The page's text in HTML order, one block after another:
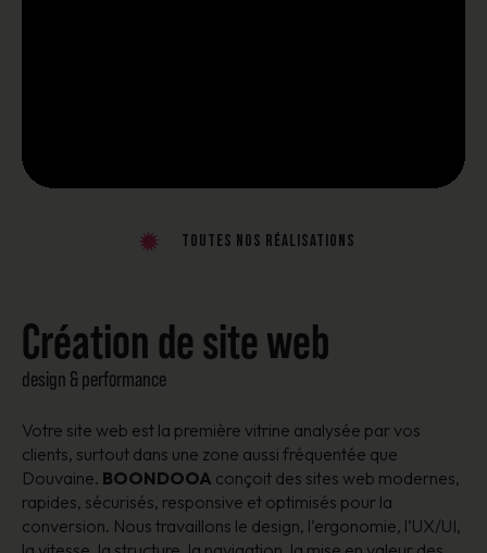
Toutes nos réalisations
Création de site web
design & performance
Votre site web est la première vitrine analysée par vos
clients, surtout dans une zone aussi fréquentée que
Douvaine. BOONDOOA conçoit des sites web modernes,
rapides, sécurisés, responsive et optimisés pour la
conversion. Nous travaillons le design, l’ergonomie, l’UX/UI,